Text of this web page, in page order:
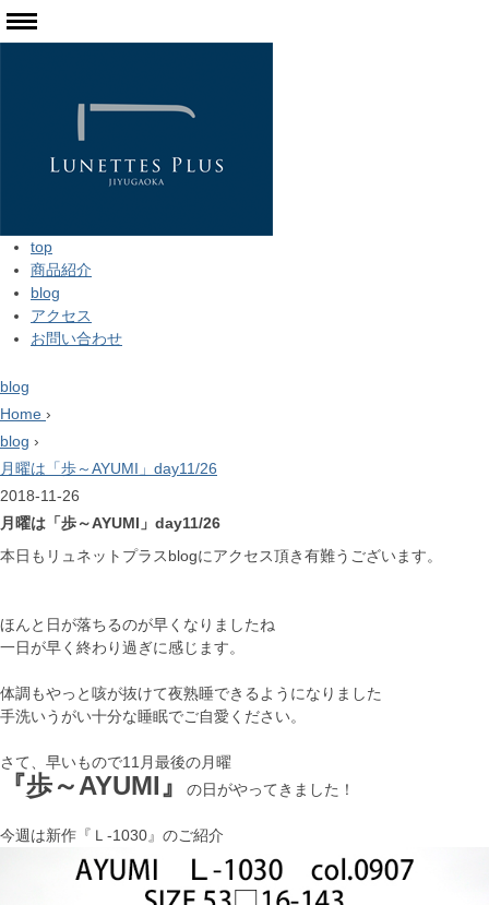
top
商品紹介
blog
アクセス
お問い合わせ
blog
Home ›
blog ›
月曜は「歩～AYUMI」day11/26
2018-11-26
月曜は「歩～AYUMI」day11/26
本日もリュネットプラスblogにアクセス頂き有難うございます。
ほんと日が落ちるのが早くなりましたね
一日が早く終わり過ぎに感じます。
体調もやっと咳が抜けて夜熟睡できるようになりました
手洗いうがい十分な睡眠でご自愛ください。
さて、早いもので11月最後の月曜
『歩～AYUMI』 の日がやってきました！
今週は新作『Ｌ-1030』のご紹介